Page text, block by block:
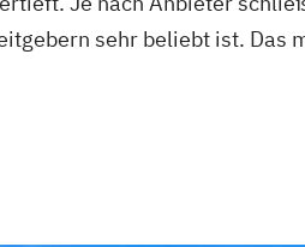
sehr beliebt ist. Das